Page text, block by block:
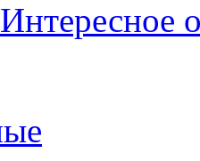
Интересное